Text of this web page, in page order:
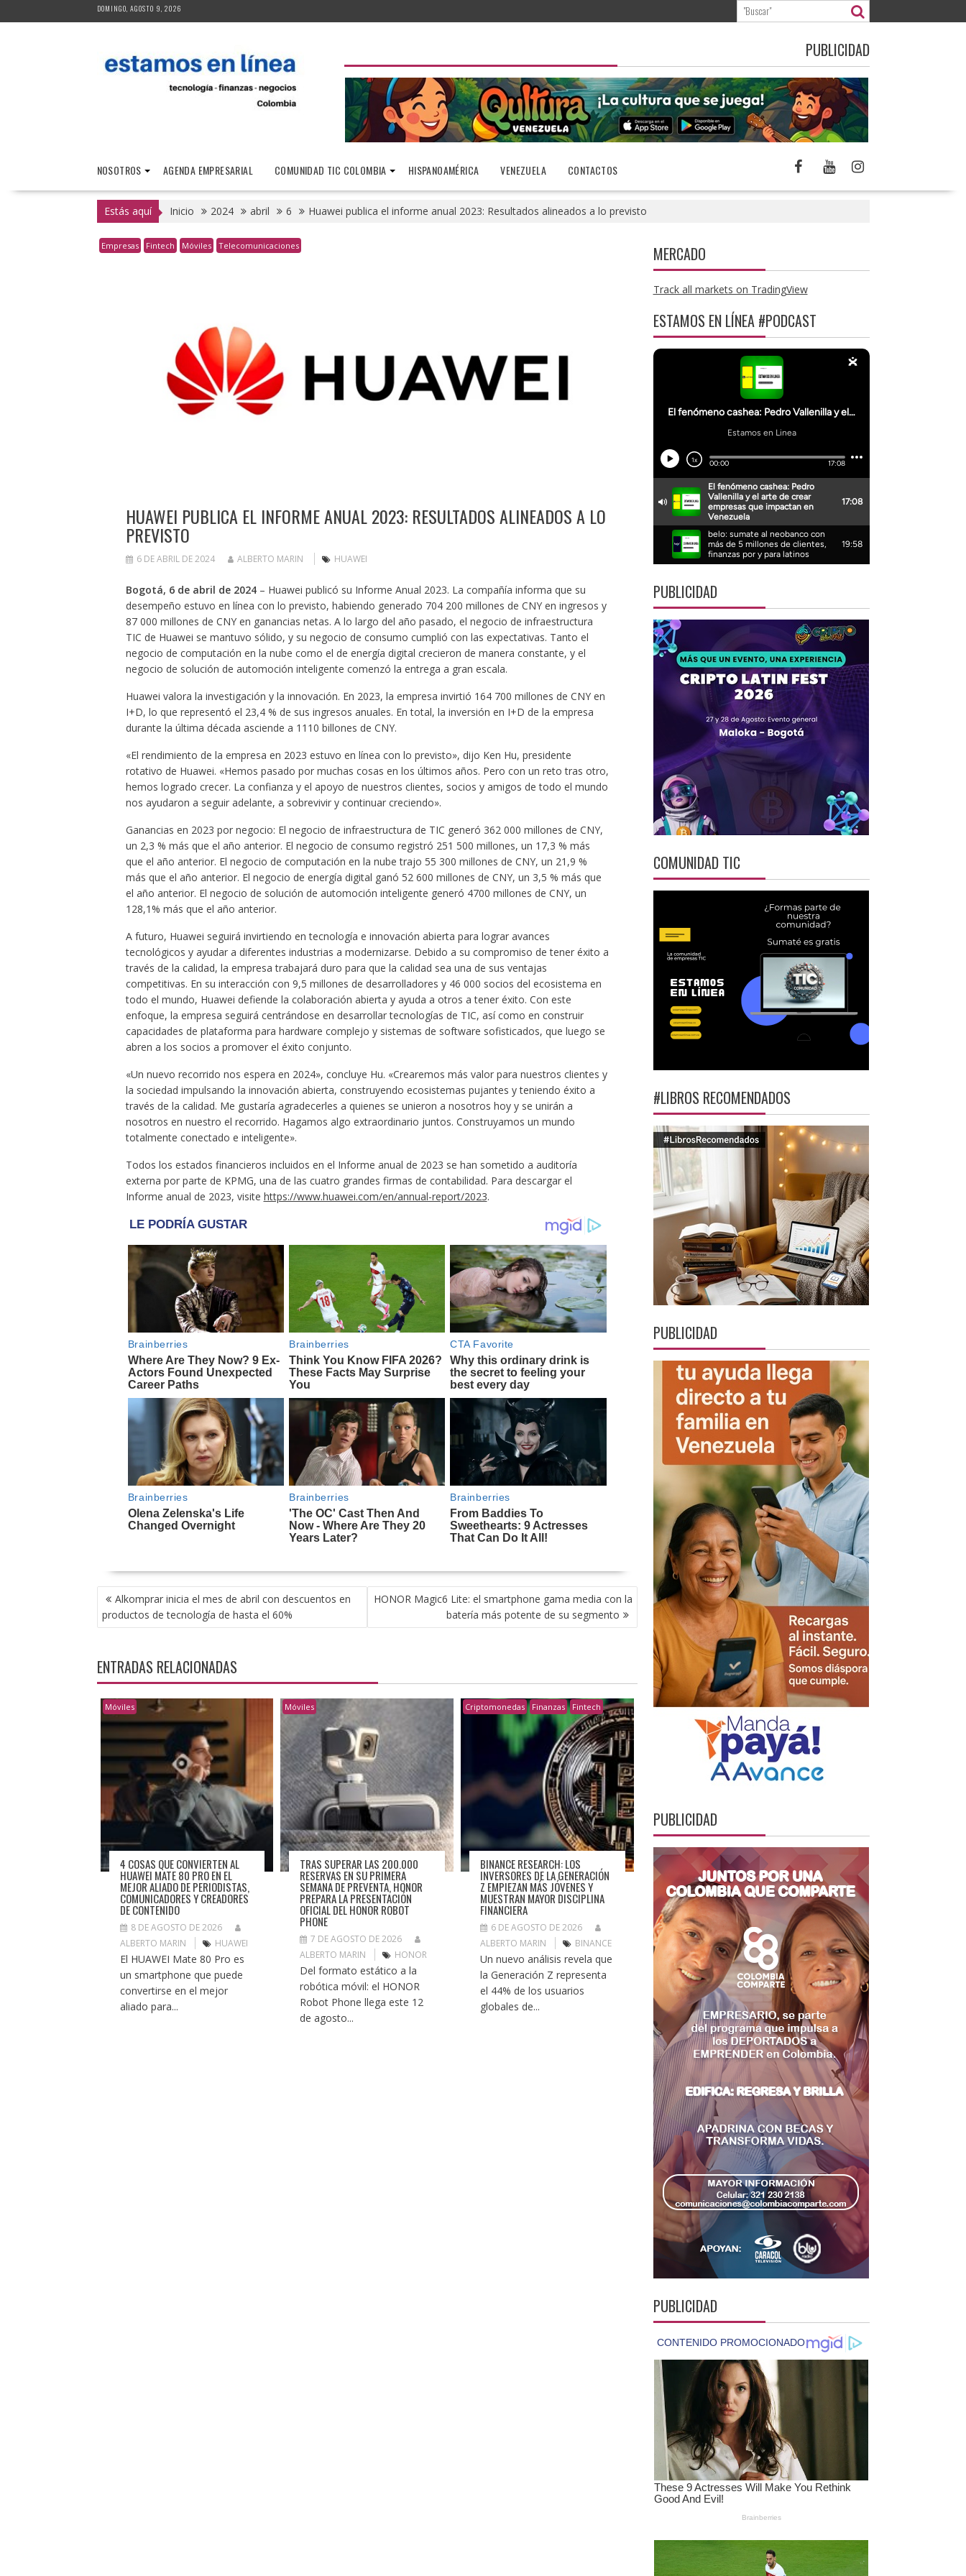
al
DOMINGO, AGOSTO 9, 2026
PUBLICIDAD
NOSOTROS AGENDA EMPRESARIAL COMUNIDAD TIC COLOMBIA HISPANOAMÉRICA VENEZUELA CONTACTOS
Estás aquí Inicio 2024 abril 6 Huawei publica el informe anual 2023: Resultados alineados a lo previsto
Empresas Fintech Móviles Telecomunicaciones
HUAWEI PUBLICA EL INFORME ANUAL 2023: RESULTADOS ALINEADOS A LO
PREVISTO
6 DE ABRIL DE 2024 ALBERTO MARIN HUAWEI
Bogotá, 6 de abril de 2024– Huawei publicó su Informe Anual 2023. La compañía informa que su
desempeño estuvo en línea con lo previsto, habiendo generado 704 200 millones de CNY en ingresos y
87 000 millones de CNY en ganancias netas. A lo largo del año pasado, el negocio de infraestructura
TIC de Huawei se mantuvo sólido, y su negocio de consumo cumplió con las expectativas. Tanto el
negocio de computación en la nube como el de energía digital crecieron de manera constante, y el
negocio de solución de automoción inteligente comenzó la entrega a gran escala.
Huawei valora la investigación y la innovación. En 2023, la empresa invirtió 164 700 millones de CNY en
I+D, lo que representó el 23,4 % de sus ingresos anuales. En total, la inversión en I+D de la empresa
durante la última década asciende a 1110 billones de CNY.
«El rendimiento de la empresa en 2023 estuvo en línea con lo previsto», dijo Ken Hu, presidente
rotativo de Huawei. «Hemos pasado por muchas cosas en los últimos años. Pero con un reto tras otro,
hemos logrado crecer. La confianza y el apoyo de nuestros clientes, socios y amigos de todo el mundo
nos ayudaron a seguir adelante, a sobrevivir y continuar creciendo».
Ganancias en 2023 por negocio: El negocio de infraestructura de TIC generó 362 000 millones de CNY,
un 2,3 % más que el año anterior. El negocio de consumo registró 251 500 millones, un 17,3 % más
que el año anterior. El negocio de computación en la nube trajo 55 300 millones de CNY, un 21,9 %
más que el año anterior. El negocio de energía digital ganó 52 600 millones de CNY, un 3,5 % más que
el año anterior. El negocio de solución de automoción inteligente generó 4700 millones de CNY, un
128,1% más que el año anterior.
A futuro, Huawei seguirá invirtiendo en tecnología e innovación abierta para lograr avances
tecnológicos y ayudar a diferentes industrias a modernizarse. Debido a su compromiso de tener éxito a
través de la calidad, la empresa trabajará duro para que la calidad sea una de sus ventajas
competitivas. En su interacción con 9,5 millones de desarrolladores y 46 000 socios del ecosistema en
todo el mundo, Huawei defiende la colaboración abierta y ayuda a otros a tener éxito. Con este
enfoque, la empresa seguirá centrándose en desarrollar tecnologías de TIC, así como en construir
capacidades de plataforma para hardware complejo y sistemas de software sofisticados, que luego se
abren a los socios a promover el éxito conjunto.
«Un nuevo recorrido nos espera en 2024», concluye Hu. «Crearemos más valor para nuestros clientes y
la sociedad impulsando la innovación abierta, construyendo ecosistemas pujantes y teniendo éxito a
través de la calidad. Me gustaría agradecerles a quienes se unieron a nosotros hoy y se unirán a
nosotros en nuestro el recorrido. Hagamos algo extraordinario juntos. Construyamos un mundo
totalmente conectado e inteligente».
Todos los estados financieros incluidos en el Informe anual de 2023 se han sometido a auditoría
externa por parte de KPMG, una de las cuatro grandes firmas de contabilidad. Para descargar el
Informe anual de 2023, visite https://www.huawei.com/en/annual-report/2023.
NAVEGACIÓN
DE
ENTRADAS
Alkomprar inicia el mes de abril con descuentos en
productos de tecnología de hasta el 60%
HONOR Magic6 Lite: el smartphone gama media con la
batería más potente de su segmento
ENTRADAS RELACIONADAS
Móviles
4 COSAS QUE CONVIERTEN AL
HUAWEI MATE 80 PRO EN EL
MEJOR ALIADO DE PERIODISTAS,
COMUNICADORES Y CREADORES
DE CONTENIDO
8 DE AGOSTO DE 2026
ALBERTO MARIN
HUAWEI
El HUAWEI Mate 80 Pro es
un smartphone que puede
convertirse en el mejor
aliado para...
Móviles
TRAS SUPERAR LAS 200.000
RESERVAS EN SU PRIMERA
SEMANA DE PREVENTA, HONOR
PREPARA LA PRESENTACIÓN
OFICIAL DEL HONOR ROBOT
PHONE
7 DE AGOSTO DE 2026
ALBERTO MARIN
HONOR
Del formato estático a la
robótica móvil: el HONOR
Robot Phone llega este 12
de agosto...
Criptomonedas Finanzas Fintech
BINANCE RESEARCH: LOS
INVERSORES DE LA GENERACIÓN
Z EMPIEZAN MÁS JÓVENES Y
MUESTRAN MAYOR DISCIPLINA
FINANCIERA
6 DE AGOSTO DE 2026
ALBERTO MARIN
BINANCE
Un nuevo análisis revela que
la Generación Z representa
el 44% de los usuarios
globales de...
MERCADO
Track all markets on TradingView
ESTAMOS EN LÍNEA #PODCAST
PUBLICIDAD
COMUNIDAD TIC
#LIBROS RECOMENDADOS
PUBLICIDAD
PUBLICIDAD
PUBLICIDAD